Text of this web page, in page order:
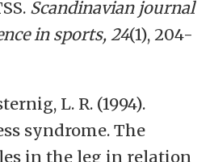
Scandinavian journal
in sports, 24(1), 204-
L. R. (1994).
syndrome. The
in the leg in relation